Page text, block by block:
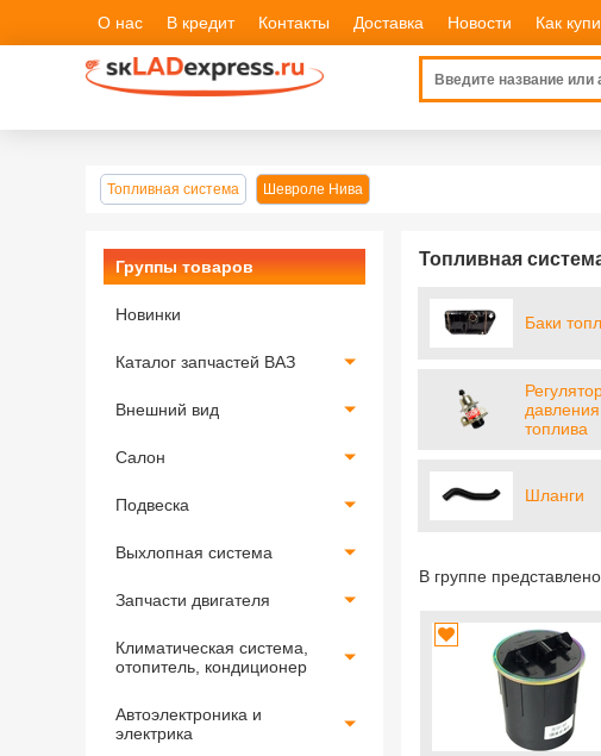
О нас В кредит Контакты Доставка Новости Как
Топливная система Шевроле Нива
Группы товаров
Новинки
Каталог запчастей ВАЗ
Внешний вид
Салон
Подвеска
Выхлопная система
Запчасти двигателя
Климатическая система,
отопитель, кондиционер
Автоэлектроника и
электрика
Топливная
Баки
давления
топлива
Шланги
В группе представлено